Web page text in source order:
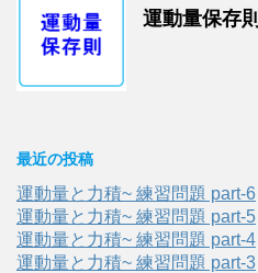
運動量保存則
最近の投稿
運動量と力積~ 練習問題 part-6
運動量と力積~ 練習問題 part-5
運動量と力積~ 練習問題 part-4
運動量と力積~ 練習問題 part-3